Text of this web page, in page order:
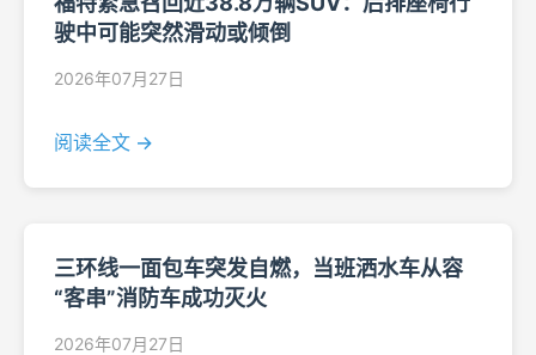
驶中可能突然滑动或倾倒
2026年07月27日
阅读全文 →
三环线一面包车突发自燃，当班洒水车从容
“客串”消防车成功灭火
2026年07月27日